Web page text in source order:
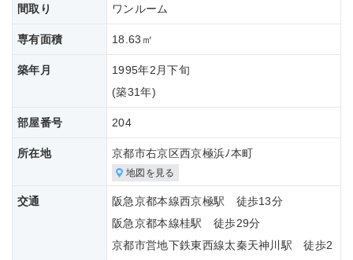
間取り ワンルーム
専有面積 18.63㎡
築年月
1995年2月下旬
(築31年)
部屋番号 204
所在地 京都市右京区西京極浜ﾉ本町
地図を見る
交通
阪急京都本線西京極駅 徒歩13分
阪急京都本線桂駅 徒歩29分
京都市営地下鉄東西線太秦天神川駅 徒歩2